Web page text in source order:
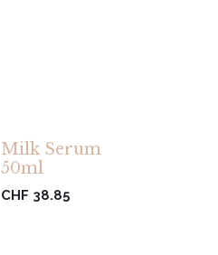
Milk Serum
50ml
CHF 38.85